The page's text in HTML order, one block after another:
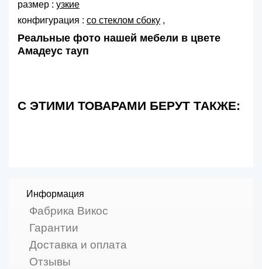
размер : узкие
конфигурация : со стеклом сбоку ,
Реальные фото нашей мебели в цвете
Амадеус тауп
С ЭТИМИ ТОВАРАМИ БЕРУТ ТАКЖЕ:
Информация
Фабрика Викос
Гарантии
Доставка и оплата
Отзывы